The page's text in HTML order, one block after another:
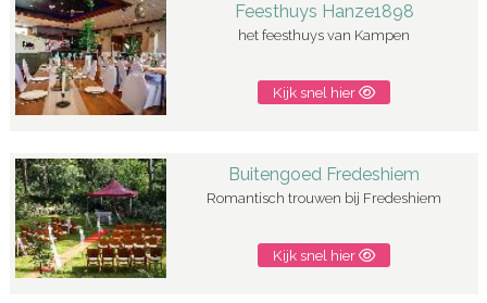
Feesthuys Hanze1898
het feesthuys van Kampen
Kijk snel hier
Buitengoed Fredeshiem
Romantisch trouwen bij Fredeshiem
Kijk snel hier